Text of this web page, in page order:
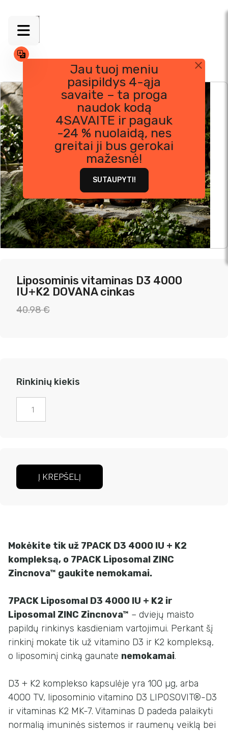
Skip
to
content
Jau tuoj meniu
pasipildys 4-ąja
savaite – ta proga
naudok kodą
4SAVAITE ir pagauk
-24 % nuolaidą, nes
greitai ji bus gerokai
mažesnė!
SUTAUPYTI!
Liposominis vitaminas D3 4000
IU+K2 DOVANA cinkas
40.98€
Rinkinių kiekis
kiekis:
Liposominis
IU+K2
DOVANA
cinkas
Į KREPŠELĮ
Mokėkite tik už 7PACK D3 4000 IU + K2
kompleksą, o 7PACK Liposomal ZINC
Zincnova™ gaukite nemokamai.
7PACK Liposomal D3 4000 IU + K2 ir
Liposomal ZINC Zincnova™ – dviejų maisto
papildų rinkinys kasdieniam vartojimui. Perkant šį
rinkinį mokate tik už vitamino D3 ir K2 kompleksą,
o liposominį cinką gaunate nemokamai.
D3 + K2 komplekso kapsulėje yra 100 µg, arba
4000 TV, liposominio vitamino D3 LIPOSOVIT®-D3
ir vitaminas K2 MK-7. Vitaminas D padeda palaikyti
normalią imuninės sistemos ir raumenų veiklą bei